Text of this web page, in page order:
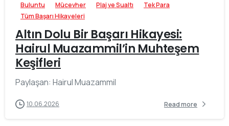
Buluntu Mücevher Plaj ve Sualtı
Tek Para
Tüm Başarı Hikayeleri
Altın Dolu Bir Başarı Hikayesi:
Hairul Muazammil’in Muhteşem
Keşifleri
Paylaşan: Hairul Muazammil
10.06.2026 Read more